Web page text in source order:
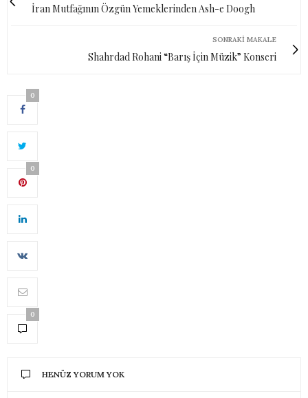
İran Mutfağının Özgün Yemeklerinden Ash-e Doogh
SONRAKI MAKALE
Shahrdad Rohani “Barış İçin Müzik” Konseri
0
0
0
HENÜZ YORUM YOK